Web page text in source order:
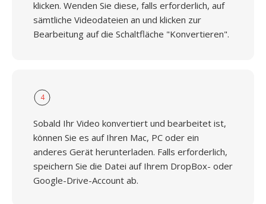
klicken. Wenden Sie diese, falls erforderlich, auf
sämtliche Videodateien an und klicken zur
Bearbeitung auf die Schaltfläche "Konvertieren".
4
Sobald Ihr Video konvertiert und bearbeitet ist,
können Sie es auf Ihren Mac, PC oder ein
anderes Gerät herunterladen. Falls erforderlich,
speichern Sie die Datei auf Ihrem DropBox- oder
Google-Drive-Account ab.